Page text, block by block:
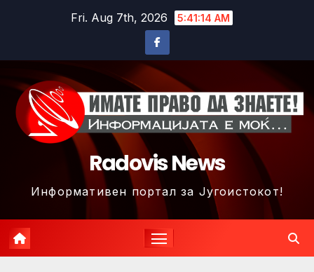
Fri. Aug 7th, 2026 5:41:17 AM
Radovis News
Информативен портал за Југоистокот!